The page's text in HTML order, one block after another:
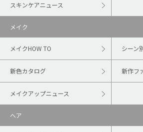
スキンケアニュース
メイク
メイクHOW TO シーン
新色カタログ 新作フ
メイクアップニュース
ヘア